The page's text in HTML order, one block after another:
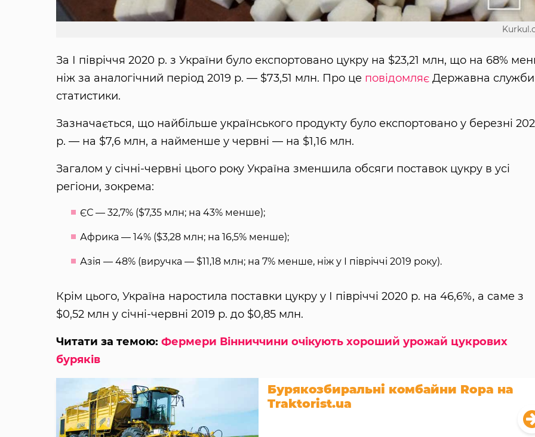
За І півріччя 2020 р. з України було експортовано цукру на $23,21 млн, що на 68%
ніж за аналогічний період 2019 р. — $73,51 млн. Про це повідомляєДержавна служби
статистики.
Зазначається, що найбільше українського продукту було експортовано у березні
р. — на $7,6 млн, а найменше у червні — на $1,16 млн.
Загалом у січні-червні цього року Україна зменшила обсяги поставок цукру в усі
регіони, зокрема:
ЄС — 32,7% ($7,35 млн; на 43% менше);
Африка — 14% ($3,28 млн; на 16,5% менше);
Азія — 48% (виручка — $11,18 млн; на 7% менше, ніж у І півріччі 2019 року).
Крім цього, Україна наростила поставки цукру у І півріччі 2020 р. на 46,6%, а саме з
$0,52 млн у січні-червні 2019 р. до $0,85 млн.
Читати за темою: Фермери Вінниччини очікують хороший урожай цукрових
буряків
Бурякозбиральні комбайни Ropa на
Traktorist.ua